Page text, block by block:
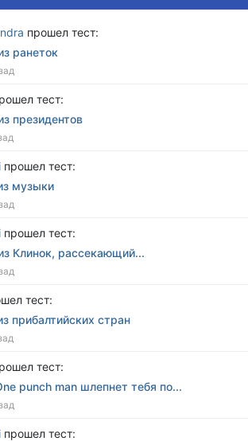
прошел тест:
ранеток
тест:
президентов
прошел тест:
музыки
прошел тест:
Клинок, рассекающий...
тест:
прибалтийских стран
тест:
punch man шлепнет тебя по...
прошел тест: